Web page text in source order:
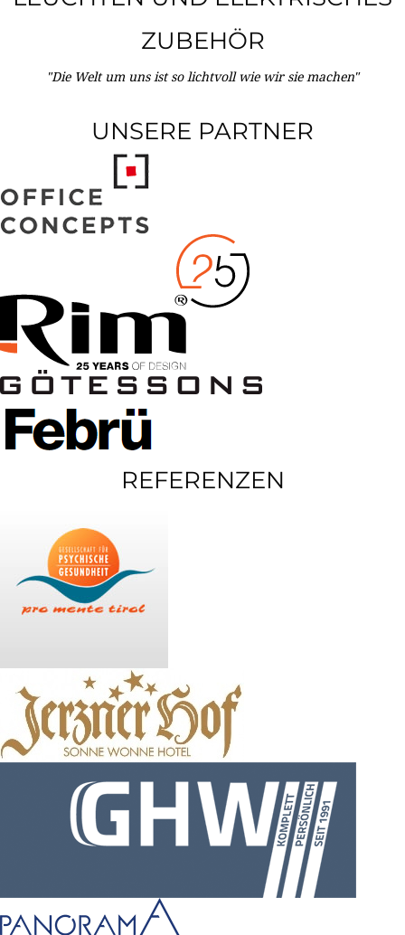
ZUBEHÖR
"Die Welt um uns ist so lichtvoll wie wir sie machen"
UNSERE PARTNER
REFERENZEN